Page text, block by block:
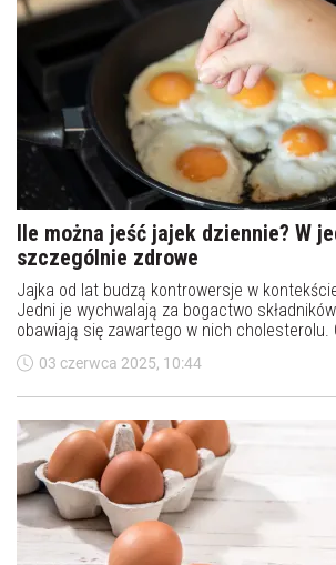
Ile można jeść jajek dziennie? W
szczególnie zdrowe
Jajka od lat budzą kontrowersje w
Jedni je wychwalają za bogactwo
obawiają się zawartego w nich cholesterolu.
codziennie jest zdrowe? Ile jajek dziennie
03 czerwca 2025, 10:44